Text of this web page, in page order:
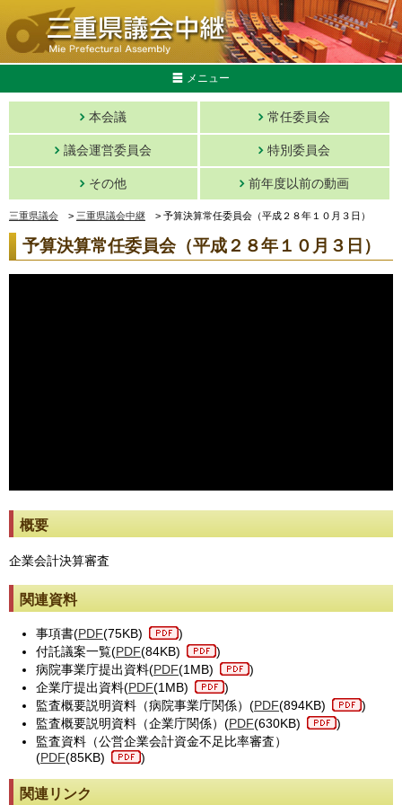
メニュー
本会議 常任委員会
議会運営委員会 特別委員会
その他 前年度以前の動画
三重県議会 > 三重県議会中継 > 予算決算常任委員会（平成２８年１０月３日）
予算決算常任委員会（平成２８年１０月３日）
概要
企業会計決算審査
関連資料
事項書(PDF(75KB)
)
付託議案一覧(PDF(84KB)
)
病院事業庁提出資料(PDF(1MB)
)
企業庁提出資料(PDF(1MB)
)
監査概要説明資料（病院事業庁関係）(PDF(894KB)
)
監査概要説明資料（企業庁関係）(PDF(630KB)
)
監査資料（公営企業会計資金不足比率審査）
(PDF(85KB) )
関連リンク